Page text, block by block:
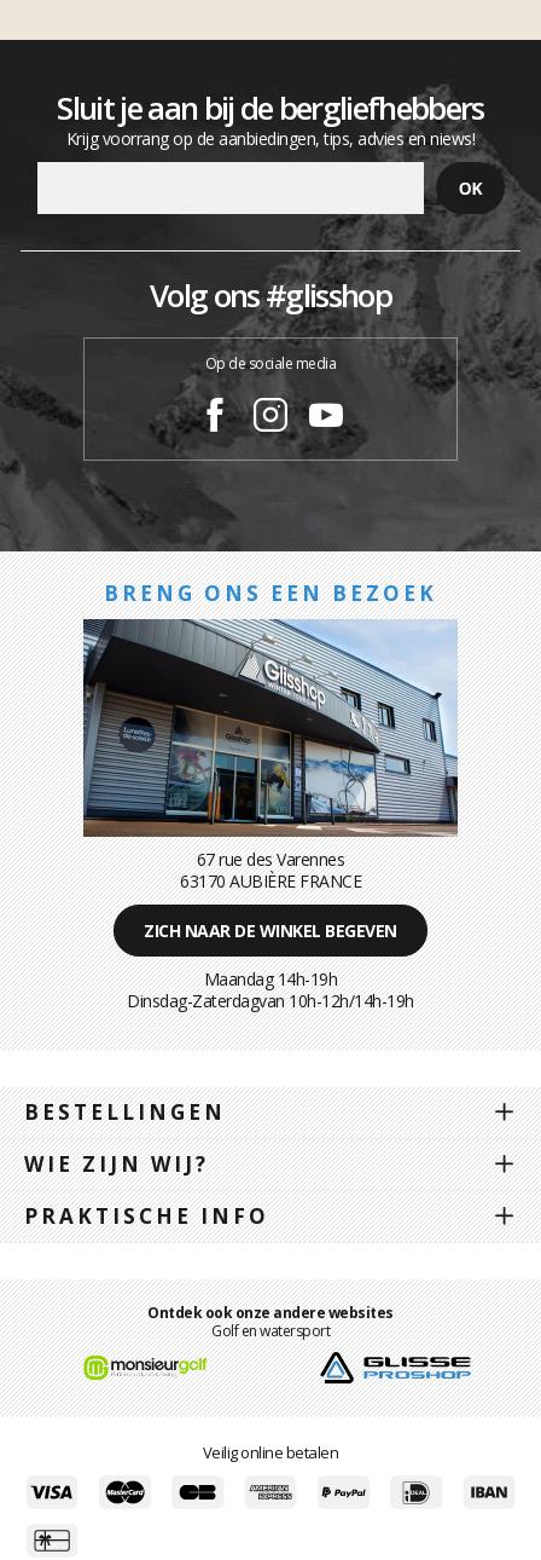
Sluit je aan bij de bergliefhebbers
Krijg voorrang op de aanbiedingen, tips, advies en niews!
Volg ons #glisshop
Op de sociale media
BRENG ONS EEN BEZOEK
67 rue des Varennes
63170 AUBIÈRE FRANCE
ZICH NAAR DE WINKEL BEGEVEN
Maandag 14h-19h
Dinsdag-Zaterdagvan 10h-12h/14h-19h
BESTELLINGEN
WIE ZIJN WIJ?
PRAKTISCHE INFO
Ontdek ook onze andere websites
Golf en watersport
Veilig online betalen